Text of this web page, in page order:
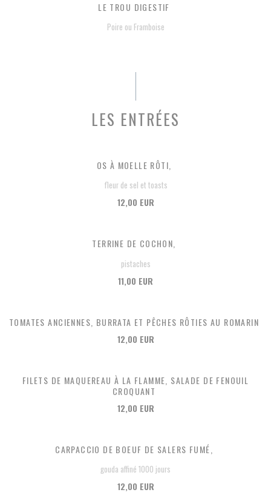
LE TROU DIGESTIF
Poire ou Framboise
LES ENTRÉES
OS À MOELLE RÔTI,
fleur de sel et toasts
12,00 EUR
TERRINE DE COCHON,
pistaches
11,00 EUR
TOMATES ANCIENNES, BURRATA ET PÊCHES RÔTIES AU ROMARIN
12,00 EUR
FILETS DE MAQUEREAU À LA FLAMME, SALADE DE FENOUIL
CROQUANT
12,00 EUR
CARPACCIO DE BOEUF DE SALERS FUMÉ,
gouda affiné 1000 jours
12,00 EUR